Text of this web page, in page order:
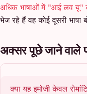
अधिक भाषाओं में "आई लव यू"
भेज रहे हैं वह कोई दूसरी भाषा
अक्सर पूछे जाने वाले
क्या यह इमोजी केवल